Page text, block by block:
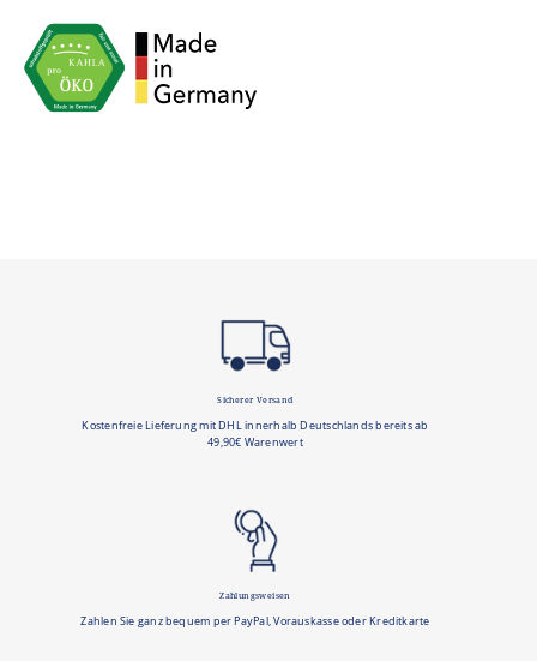
einem Warenwert von 49,90€.
Sicherer Versand
Kostenfreie Lieferung mit DHL innerhalb Deutschlands bereits ab
49,90€ Warenwert
Zahlungsweisen
Zahlen Sie ganz bequem per PayPal, Vorauskasse oder Kreditkarte